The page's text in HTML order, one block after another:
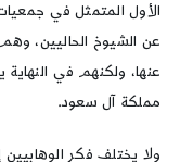
الأول المتمثل في
عن الشيوخ الحاليين، وهم
عنها، ولكنهم في النهاية
مملكة آل سعود.
ولا يختلف فكر